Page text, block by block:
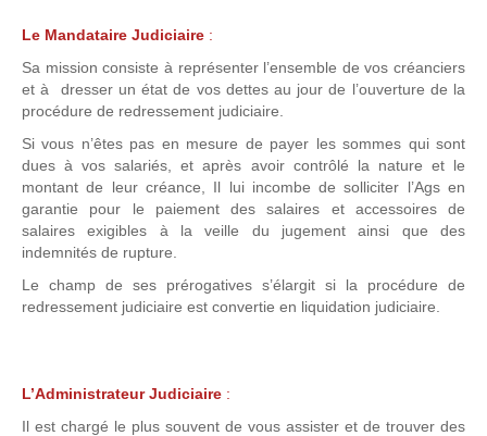
Le Mandataire Judiciaire :
Sa mission consiste à représenter l’ensemble de vos créanciers
et à dresser un état de vos dettes au jour de l’ouverture de la
procédure de redressement judiciaire.
Si vous n’êtes pas en mesure de payer les sommes qui sont
dues à vos salariés, et après avoir contrôlé la nature et le
montant de leur créance, Il lui incombe de solliciter l’Ags en
garantie pour le paiement des salaires et accessoires de
salaires exigibles à la veille du jugement ainsi que des
indemnités de rupture.
Le champ de ses prérogatives s’élargit si la procédure de
redressement judiciaire est convertie en liquidation judiciaire.
L’Administrateur Judiciaire :
Il est chargé le plus souvent de vous assister et de trouver des